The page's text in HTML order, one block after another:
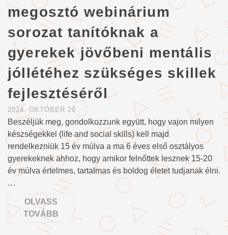
megosztó webinárium
sorozat tanítóknak a
gyerekek jövőbeni mentális
jóllétéhez szükséges skillek
fejlesztéséről
2024. OKTÓBER 20.
Beszéljük meg, gondolkozzunk együtt, hogy vajon milyen
készségekkel (life and social skills) kell majd
rendelkezniük 15 év múlva a ma 6 éves első osztályos
gyerekeknek ahhoz, hogy amikor felnőttek lesznek 15-20
év múlva értelmes, tartalmas és boldog életet tudjanak élni.
…
OLVASS
TOVÁBB